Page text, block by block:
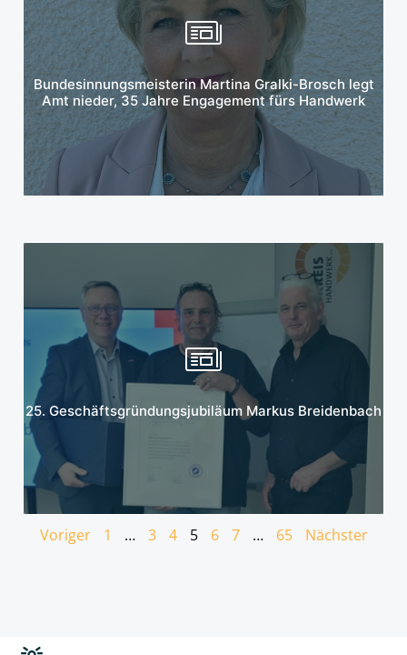
Bundesinnungsmeisterin Martina Gralki-Brosch legt
Amt nieder, 35 Jahre Engagement fürs Handwerk
Mehr erfahren
25. Geschäftsgründungsjubiläum Markus Breidenbach
Mehr erfahren
Voriger 1 … 3 4 5 6 7 … 65 Nächster